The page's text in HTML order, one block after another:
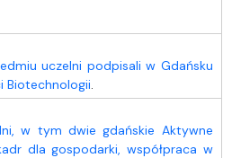
uczelni podpisali w Gdańsku
Biotechnologii
w tym dwie gdańskie Aktywne
dla gospodarki, współpraca w